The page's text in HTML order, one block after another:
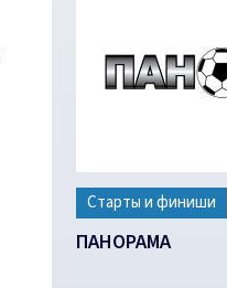
Старты и финиши
ПАНОРАМА